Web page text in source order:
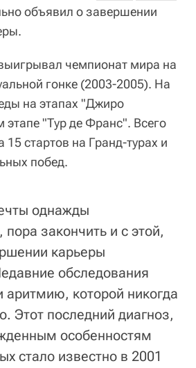
объявил о завершении
чемпионат мира на
гонке (2003-2005). На
на этапах "Джиро
"Тур де Франс". Всего
15 стартов на Гранд-турах и
побед.
однажды
закончить и с этой,
карьеры
обследования
аритмию, которой никогда
Этот последний диагноз,
особенностям
стало известно в 2001